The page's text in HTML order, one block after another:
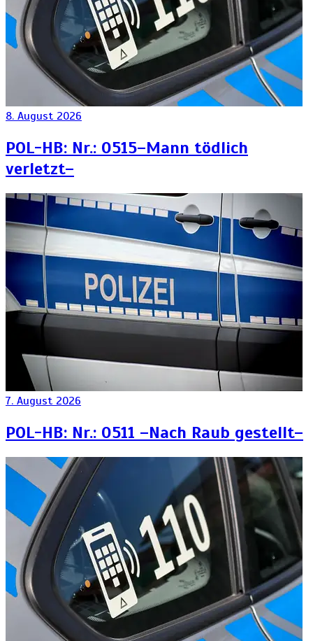
8. August 2026
POL-HB: Nr.: 0515–Mann tödlich
verletzt–
7. August 2026
POL-HB: Nr.: 0511 –Nach Raub gestellt–